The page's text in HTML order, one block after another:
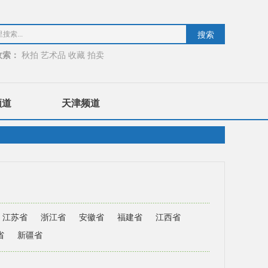
： 秋拍 艺术品 收藏 拍卖
道 天津频道
江苏省 浙江省 安徽省 福建省
江西省
新疆省